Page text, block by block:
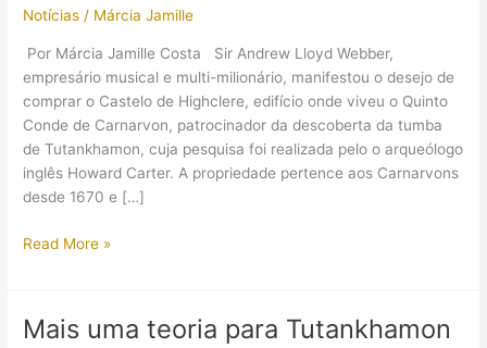
Notícias / Márcia Jamille
Por Márcia Jamille Costa Sir Andrew Lloyd Webber,
empresário musical e multi-milionário, manifestou o desejo de
comprar o Castelo de Highclere, edifício onde viveu o Quinto
Conde de Carnarvon, patrocinador da descoberta da tumba
de Tutankhamon, cuja pesquisa foi realizada pelo o arqueólogo
inglês Howard Carter. A propriedade pertence aos Carnarvons
desde 1670 e […]
O
Carnarvon
Read More »
Mais uma teoria para Tutankhamon